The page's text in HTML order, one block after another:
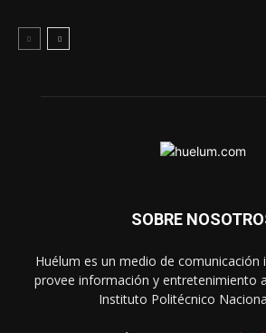
SOBRE
Huélum es un medio de comunicación
provee información y entretenimiento
Instituto Politécnico